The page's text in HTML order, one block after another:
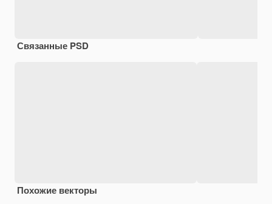
Связанные PSD
Похожие векторы